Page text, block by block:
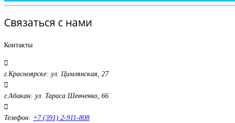
Связаться с нами
Контакты
г.Красноярске: ул. Цимлянская, 27
г.Абакан: ул. Тараса Шевченко, 66
Телефон: +7 (391) 2-911-808